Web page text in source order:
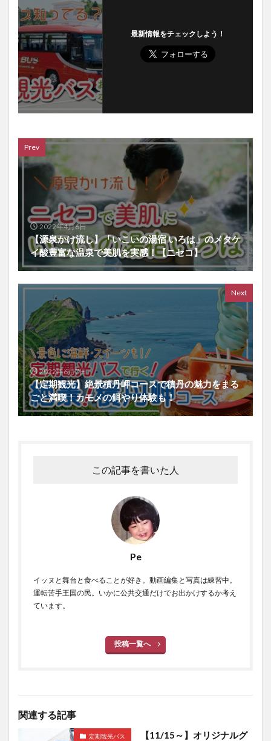
最新情報をチェックしよう！
Prev
2022年4月6日
【源泉かけ流し】「いこいの湯宿 いろは」のメタケ
イ酸豊富な温泉で美肌を実感！【ニセコ】
Next
2022年6月7日
【定期観光】絶景積丹岬コースで積丹の魅力をまる
ごと満喫！カモメの餌やり体験も！
この記事を書いた人
Pe
イッヌと舞台と食べることが好き。動画編集と写真は練習中。
運転苦手王国の民。いかに公共交通だけでお出かけするか考え
ています。
投稿一覧へ
関連する記事
定期観光バス
【11/15～】オリジナルグ